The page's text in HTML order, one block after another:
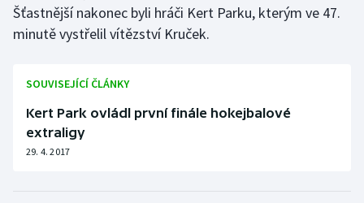
Gymnastika
Judo
Šťastnější nakonec byli hráči Kert Parku, kterým ve 47.
minutě vystřelil vítězství Kruček.
SOUVISEJÍCÍ ČLÁNKY
Kert Park ovládl první finále hokejbalové
extraligy
29. 4. 2017